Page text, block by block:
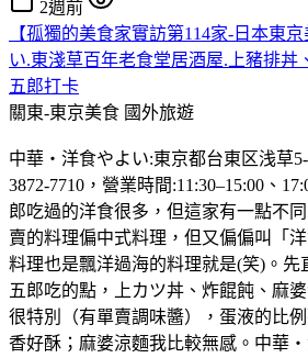
2週前
【孤獨的美食家實訪第114家-日本東
い.東淺草百年老食堂居酒屋.上豬排丼
五郎打卡
關東-東京美食 國外旅遊
中華・洋食やよい:東京都台東区浅草
3872-7710，營業時間:11:30–15:00、
郎吃過的洋食很多，但這家有一點不
賣的料理偏中式料理，但又偏偏叫「
料理也是飄洋過海的料理就是(笑)。先
五郎吃的點，上カツ丼、炸餛飩、麻
很特別（有單賣調味醬），蛋液的比
香好酥；麻婆涼麵我比較無感。中華